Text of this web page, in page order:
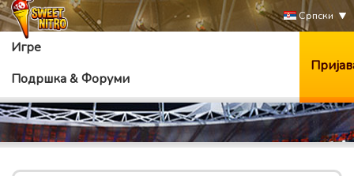
Српски
Игре
Подршка & Форуми